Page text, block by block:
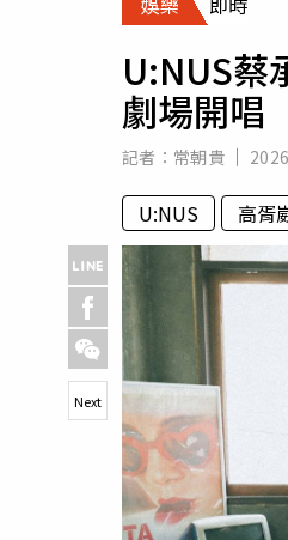
U:NUS
劇場開唱
記者： 常朝貴
U:NUS 高胥
Next